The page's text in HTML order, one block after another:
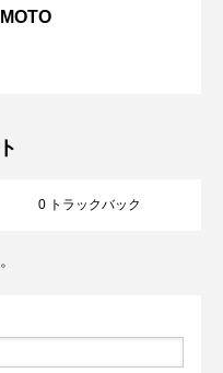
0 トラックバック